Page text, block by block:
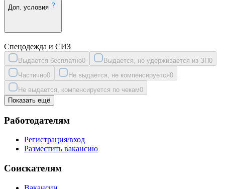
Доп. условия
Спецодежда и СИЗ
Выдается бесплатно0 Выдается, но удерживается из ЗП0
Частично0 Не выдается, не компенсируется0
Не выдается, компенсируется по чекам0
Показать ещё
Работодателям
Регистрация/вход
Разместить вакансию
Соискателям